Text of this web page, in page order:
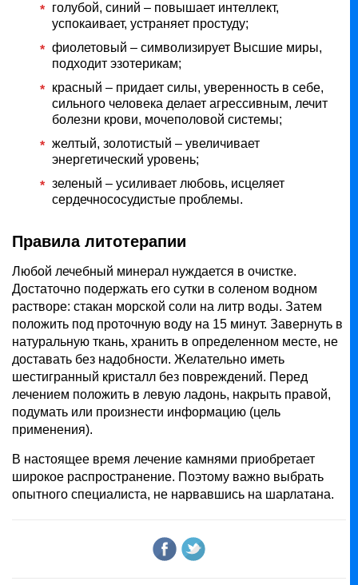
голубой, синий – повышает интеллект,
успокаивает, устраняет простуду;
фиолетовый – символизирует Высшие миры,
подходит эзотерикам;
красный – придает силы, уверенность в себе,
сильного человека делает агрессивным, лечит
болезни крови, мочеполовой системы;
желтый, золотистый – увеличивает
энергетический уровень;
зеленый – усиливает любовь, исцеляет
сердечнососудистые проблемы.
Правила литотерапии
Любой лечебный минерал нуждается в очистке.
Достаточно подержать его сутки в соленом водном
растворе: стакан морской соли на литр воды. Затем
положить под проточную воду на 15 минут. Завернуть в
натуральную ткань, хранить в определенном месте, не
доставать без надобности. Желательно иметь
шестигранный кристалл без повреждений. Перед
лечением положить в левую ладонь, накрыть правой,
подумать или произнести информацию (цель
применения).
В настоящее время лечение камнями приобретает
широкое распространение. Поэтому важно выбрать
опытного специалиста, не нарвавшись на шарлатана.